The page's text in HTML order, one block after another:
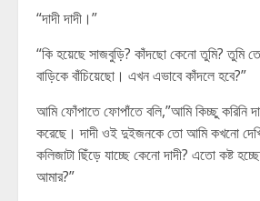
“দাদী দাদী।”
“কি হয়েছে সাজবুড়ি? কাঁদছো কেনো তুমি? তুমি
বাড়িকে বাঁচিয়েছো। এখন এভাবে কাঁদলে হবে?”
আমি ফোঁপাতে ফোপাঁতে বলি,”আমি কিচ্ছু করিনি
করেছে। দাদী ওই দুইজনকে তো আমি কখনো
কলিজাটা ছিঁড়ে যাচ্ছে কেনো দাদী? এতো কষ্ট
আমার?”